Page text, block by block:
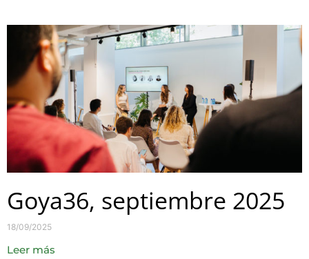
Goya36, septiembre 2025
18/09/2025
Leer más